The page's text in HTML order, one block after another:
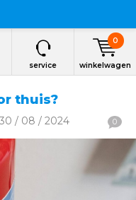
service winkelwagen
0
thuis?
30 / 08 / 2024 0